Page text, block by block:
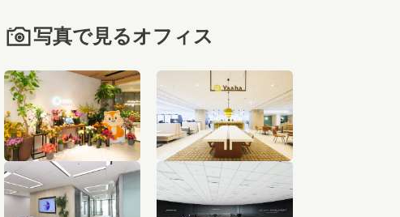
写真で見るオフィス